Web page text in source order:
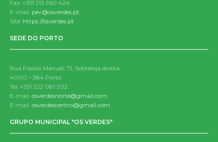
Fax: +351 213 960 424
E-mail: pev@osverdes.pt
Site: https://osverdes.pt
SEDE DO PORTO
Rua Passos Manuel, 71, Sobreloja direita
4000 – 384 Porto
Tel: +351 222 081 202
E-mail:osverdesnorte@gmail.com
E-mail:osverdescentro@gmail.com
GRUPO MUNICIPAL "OS VERDES"